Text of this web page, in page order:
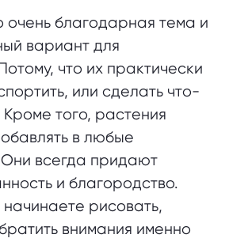
очень благодарная тема и
вариант для
что их практически
или сделать что-
Кроме того, растения
в любые
всегда придают
и благородство.
начинаете рисовать,
внимания именно